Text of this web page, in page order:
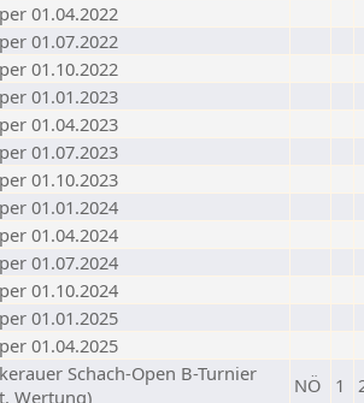
01.04.2022
01.07.2022
01.10.2022
01.01.2023
01.04.2023
01.07.2023
01.10.2023
01.01.2024
01.04.2024
01.07.2024
01.10.2024
01.01.2025
01.04.2025
Schach-Open B-Turnier
Wertung)
NÖ 1